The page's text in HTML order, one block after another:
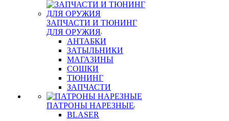
ЗАПЧАСТИ И ТЮНИНГ
ДЛЯ ОРУЖИЯ
АНТАБКИ
ЗАТЫЛЬНИКИ
МАГАЗИНЫ
СОШКИ
ТЮНИНГ
ЗАПЧАСТИ
ПАТРОНЫ НАРЕЗНЫЕ
BLASER